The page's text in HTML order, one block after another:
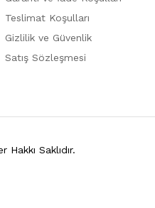
Teslimat Koşulları
Gizlilik ve Güvenlik
Satış Sözleşmesi
Saklıdır.